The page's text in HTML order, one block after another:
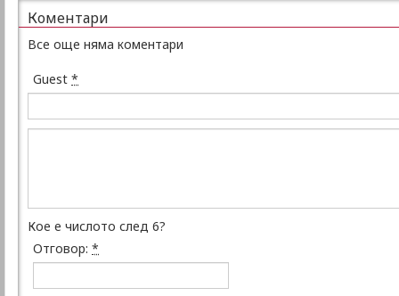
Коментари
Все още няма коментари
Guest *
Кое е числото след 6?
Отговор: *